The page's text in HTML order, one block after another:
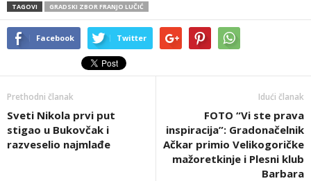
TAGOVI GRADSKI ZBOR FRANJO LUČIĆ
Facebook Twitter
Prethodni članak
Sveti Nikola prvi put
stigao u Bukovčak i
razveselio najmlađe
Idući članak
FOTO “Vi ste prava
inspiracija”: Gradonačelnik
Ačkar primio Velikogoričke
mažoretkinje i Plesni klub
Barbara